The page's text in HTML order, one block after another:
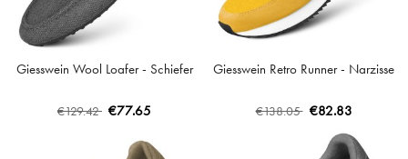
Giesswein Wool Loafer - Schiefer
€129.42 €77.65
Giesswein Retro Runner - Narzisse
€138.05 €82.83